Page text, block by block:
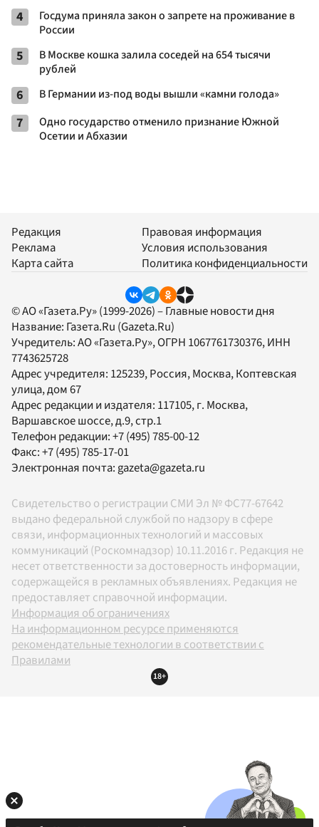
4
Госдума приняла закон о запрете на проживание в
России
5
В Москве кошка залила соседей на 654 тысячи
рублей
6 В Германии из-под воды вышли «камни голода»
7
Одно государство отменило признание Южной
Осетии и Абхазии
Редакция
Реклама
Карта сайта
Правовая информация
Условия использования
Политика конфиденциальности
© АО «Газета.Ру» (1999-2026) – Главные новости дня
Название: Газета.Ru (Gazeta.Ru)
Учредитель:АО «Газета.Ру», ОГРН 1067761730376, ИНН
7743625728
Адрес учредителя: 125239, Россия, Москва, Коптевская
улица, дом 67
Адрес редакции и издателя: 117105, г. Москва,
Варшавское шоссе, д.9, стр.1
Телефон редакции:+7 (495) 785-00-12
Факс:+7 (495) 785-17-01
Электронная почта: gazeta@gazeta.ru
Свидетельство о регистрации СМИ Эл № ФС77-67642
выдано федеральной службой по надзору в сфере
связи, информационных технологий и массовых
коммуникаций (Роскомнадзор) 10.11.2016 г. Редакция не
несет ответственности за достоверность информации,
содержащейся в рекламных объявлениях. Редакция не
предоставляет справочной информации.
Информация об ограничениях
На информационном ресурсе применяются
рекомендательные технологии в соответствии с
Правилами
18+